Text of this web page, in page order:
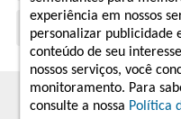
Títulos Brasileiros
2019 - 2026 ©
Twitter
experiência em nossos
personalizar publicidade
conteúdo de seu
nossos serviços, você
monitoramento. Para
consulte a nossa Política